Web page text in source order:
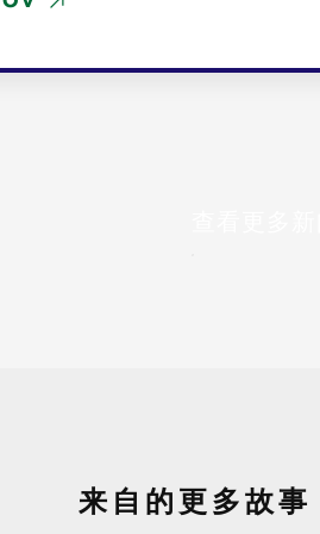
来自的更多故事